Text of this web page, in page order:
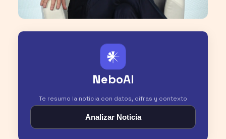
𒀭
NeboAI
Te resumo la noticia con datos, cifras y contexto
Analizar Noticia